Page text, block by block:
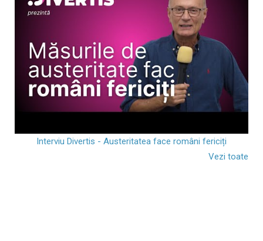
Interviu Divertis - Austeritatea face români fericiți
Vezi toate